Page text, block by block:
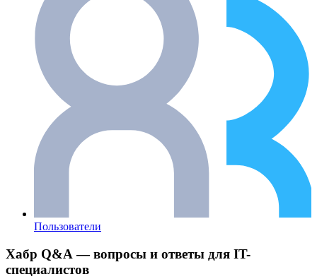
Пользователи
Хабр Q&A — вопросы и ответы для IT-
специалистов